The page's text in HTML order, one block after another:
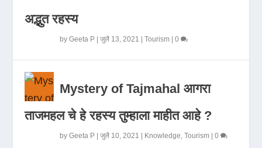
अद्भुत रहस्य
byGeeta P |जुलै 13, 2021 |Tourism |0
Mystery of Tajmahal आगरा
ताजमहल चे हे रहस्य तुम्हाला माहीत आहे ?
byGeeta P |जुलै 10, 2021 | Knowledge ,Tourism |0